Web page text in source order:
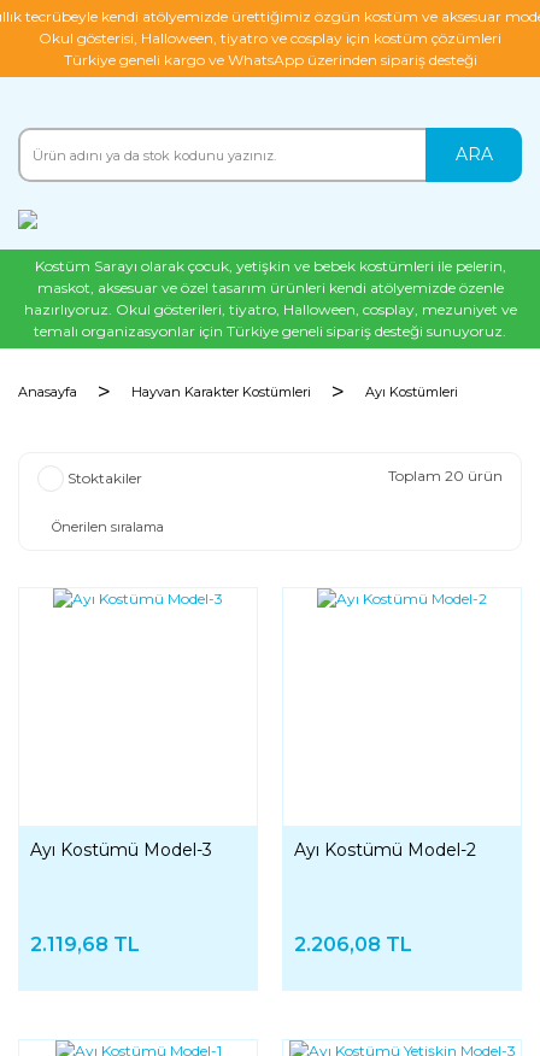
tecrübeyle kendi atölyemizde ürettiğimiz özgün kostüm ve aksesuar
Okul gösterisi, Halloween, tiyatro ve cosplay için kostüm çözümleri
Türkiye geneli kargo ve WhatsApp üzerinden sipariş desteği
ARA
Kostüm Sarayı olarak çocuk, yetişkin ve bebek kostümleri ile pelerin,
maskot, aksesuar ve özel tasarım ürünleri kendi atölyemizde özenle
hazırlıyoruz. Okul gösterileri, tiyatro, Halloween, cosplay, mezuniyet ve
temalı organizasyonlar için Türkiye geneli sipariş desteği sunuyoruz.
Anasayfa Hayvan Karakter Kostümleri Ayı Kostümleri
Stoktakiler Toplam 20 ürün
Ayı Kostümü Model-3
2.119,68 TL
Ayı Kostümü Model-2
2.206,08 TL